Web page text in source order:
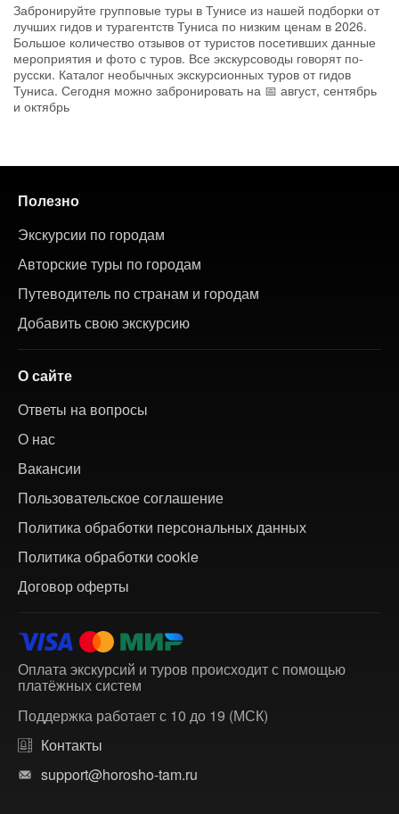
Забронируйте групповые туры в Тунисе из нашей подборки от
лучших гидов и турагентств Туниса по низким ценам в 2026.
Большое количество отзывов от туристов посетивших данные
мероприятия и фото с туров. Все экскурсоводы говорят по-
русски. Каталог необычных экскурсионных туров от гидов
Туниса. Сегодня можно забронировать на 📅 август, сентябрь
и октябрь
Полезно
Экскурсии по городам
Авторские туры по городам
Путеводитель по странам и городам
Добавить свою экскурсию
О сайте
Ответы на вопросы
О нас
Вакансии
Пользовательское соглашение
Политика обработки персональных данных
Политика обработки cookie
Договор оферты
Оплата экскурсий и туров происходит с помощью
платёжных систем
Поддержка работает с 10 до 19 (МСК)
Контакты
support@horosho-tam.ru